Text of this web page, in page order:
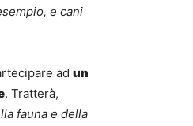
e cani
ad un
. Tratterà,
fauna e della